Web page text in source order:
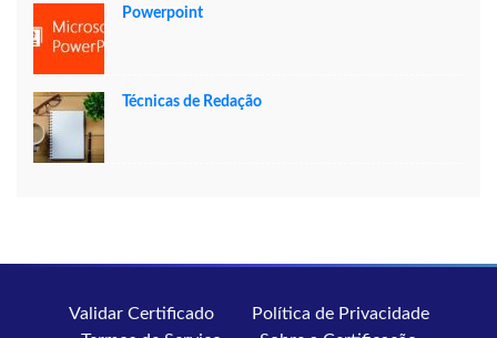
Powerpoint
Técnicas de Redação
Validar Certificado
Política de Privacidade